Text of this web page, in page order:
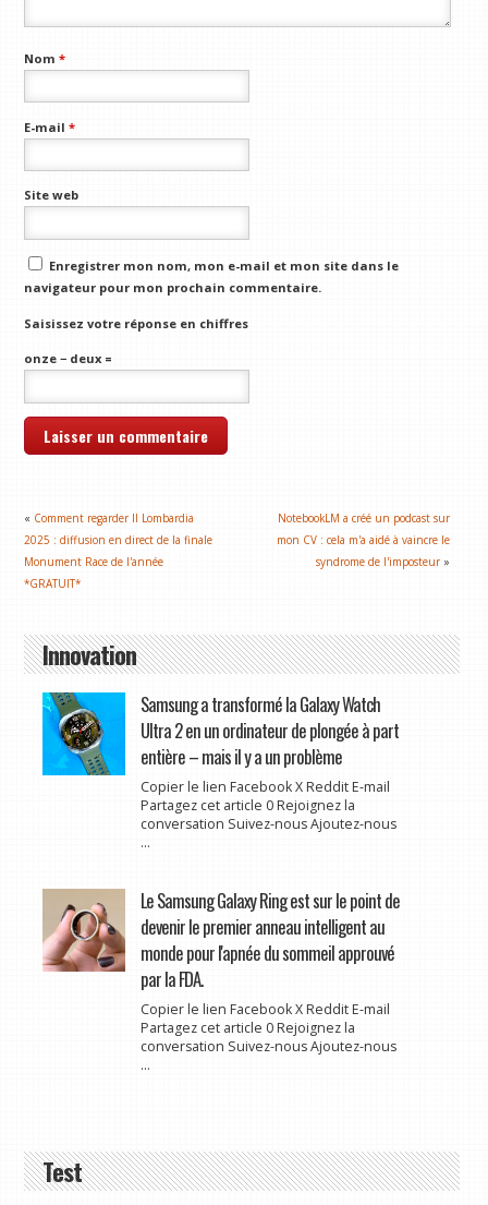
Nom*
E-mail*
Site web
Enregistrer mon nom, mon e-mail et mon site dans le
navigateur pour mon prochain commentaire.
Saisissez votre réponse en chiffres
onze − deux =
« Comment regarder Il Lombardia
2025 : diffusion en direct de la finale
Monument Race de l'année
*GRATUIT*
NotebookLM a créé un podcast sur
mon CV : cela m'a aidé à vaincre le
syndrome de l'imposteur »
Innovation
Samsung a transformé la Galaxy Watch
Ultra 2 en un ordinateur de plongée à part
entière – mais il y a un problème
Copier le lien Facebook X Reddit E-mail
Partagez cet article 0 Rejoignez la
conversation Suivez-nous Ajoutez-nous
...
Le Samsung Galaxy Ring est sur le point de
devenir le premier anneau intelligent au
monde pour l'apnée du sommeil approuvé
par la FDA.
Copier le lien Facebook X Reddit E-mail
Partagez cet article 0 Rejoignez la
conversation Suivez-nous Ajoutez-nous
...
Test